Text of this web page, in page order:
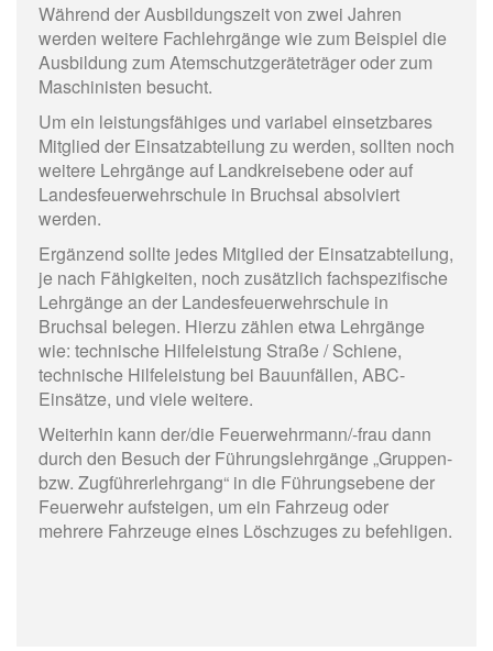
Während der Ausbildungszeit von zwei Jahren
werden weitere Fachlehrgänge wie zum Beispiel die
Ausbildung zum Atemschutzgeräteträger oder zum
Maschinisten besucht.
Um ein leistungsfähiges und variabel einsetzbares
Mitglied der Einsatzabteilung zu werden, sollten noch
weitere Lehrgänge auf Landkreisebene oder auf
Landesfeuerwehrschule in Bruchsal absolviert
werden.
Ergänzend sollte jedes Mitglied der Einsatzabteilung,
je nach Fähigkeiten, noch zusätzlich fachspezifische
Lehrgänge an der Landesfeuerwehrschule in
Bruchsal belegen. Hierzu zählen etwa Lehrgänge
wie: technische Hilfeleistung Straße / Schiene,
technische Hilfeleistung bei Bauunfällen, ABC-
Einsätze, und viele weitere.
Weiterhin kann der/die Feuerwehrmann/-frau dann
durch den Besuch der Führungslehrgänge „Gruppen-
bzw. Zugführerlehrgang“ in die Führungsebene der
Feuerwehr aufsteigen, um ein Fahrzeug oder
mehrere Fahrzeuge eines Löschzuges zu befehligen.